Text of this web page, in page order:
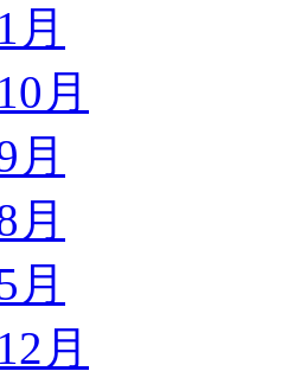
月
月
月
月
月
月